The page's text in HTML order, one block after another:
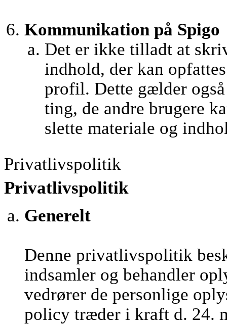
Kommunikation på Spigo
Det er ikke tilladt at
indhold, der kan
profil. Dette gælder
ting, de andre brugere
slette materiale og
Privatlivspolitik
Privatlivspolitik
Generelt
Denne privatlivspolitik
indsamler og behandler
vedrører de personlige
policy træder i kraft d. 24.